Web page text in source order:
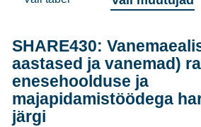
SHARE430:
aastased ja vanemad)
enesehoolduse ja
majapidamistöödega
järgi